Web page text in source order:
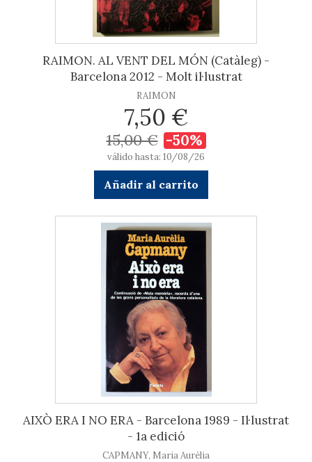
RAIMON. AL VENT DEL MÓN (Catàleg) -
Barcelona 2012 - Molt il·lustrat
RAIMON
7,50 €
15,00 € -50%
válido hasta: 10/08/26
Añadir al carrito
AIXÒ ERA I NO ERA - Barcelona 1989 - Il·lustrat
- 1a edició
CAPMANY, Maria Aurèlia